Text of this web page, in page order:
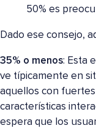
50% es
Dado ese consejo,
35% o menos: Esta
ve típicamente en
aquellos con fuertes
características
espera que los